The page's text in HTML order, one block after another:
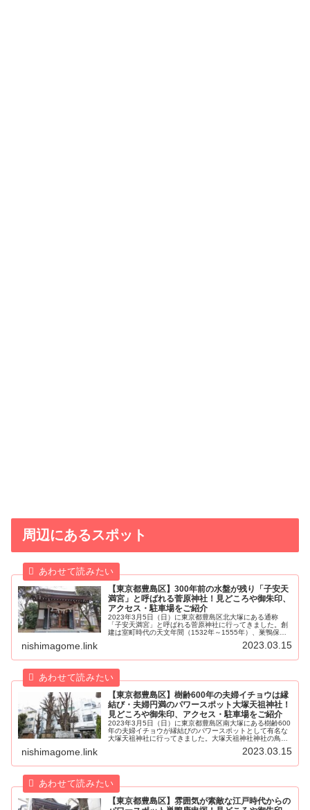
周辺にあるスポット
【東京都豊島区】300年前の水盤が残り「子安天
満宮」と呼ばれる菅原神社！見どころや御朱印、
アクセス・駐車場をご紹介
2023年3月5日（日）に東京都豊島区北大塚にある通称
「子安天満宮」と呼ばれる菅原神社に行ってきました。創
建は室町時代の天文年間（1532年～1555年）、巣鴨保坂
nishimagome.link 2023.03.15
【東京都豊島区】樹齢600年の夫婦イチョウは縁
結び・夫婦円満のパワースポット大塚天祖神社！
見どころや御朱印、アクセス・駐車場をご紹介
2023年3月5日（日）に東京都豊島区南大塚にある樹齢600
年の夫婦イチョウが縁結びのパワースポットとして有名な
大塚天祖神社に行ってきました。大塚天祖神社神社の鳥居
nishimagome.link 2023.03.15
【東京都豊島区】雰囲気が素敵な江戸時代からの